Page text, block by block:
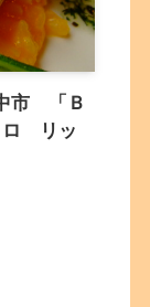
市 「Ｂ
ロ リッ